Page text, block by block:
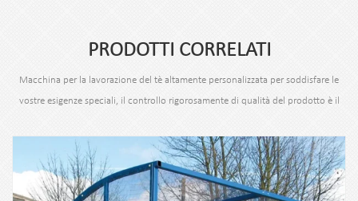
PRODOTTI CORRELATI
Macchina per la lavorazione del tè altamente personalizzata per soddisfare le
vostre esigenze speciali, il controllo rigorosamente di qualità del prodotto è il